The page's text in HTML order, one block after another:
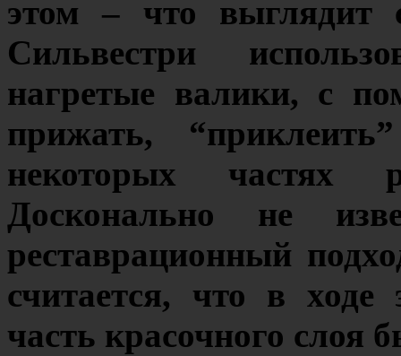
этом – что выглядит
Сильвестри
нагретые валики, с
прижать,
некоторых частях
Досконально не
реставрационный
считается, что в ходе
часть красочного слоя